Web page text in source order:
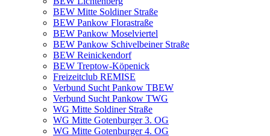
BEW Mitte Soldiner Straße
BEW Pankow Florastraße
BEW Pankow Moselviertel
BEW Pankow Schivelbeiner Straße
BEW Reinickendorf
BEW Treptow-Köpenick
Freizeitclub REMISE
Verbund Sucht Pankow TBEW
Verbund Sucht Pankow TWG
WG Mitte Soldiner Straße
WG Mitte Gotenburger 3. OG
WG Mitte Gotenburger 4. OG